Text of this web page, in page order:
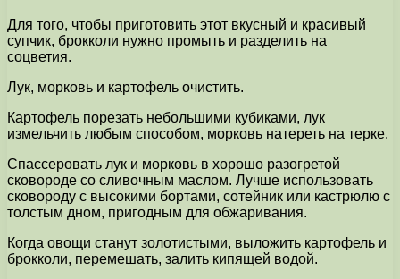
Для того, чтобы приготовить этот вкусный и красивый
супчик, брокколи нужно промыть и разделить на
соцветия.
Лук, морковь и картофель очистить.
Картофель порезать небольшими кубиками, лук
измельчить любым способом, морковь натереть на терке.
Спассеровать лук и морковь в хорошо разогретой
сковороде со сливочным маслом. Лучше использовать
сковороду с высокими бортами, сотейник или кастрюлю с
толстым дном, пригодным для обжаривания.
Когда овощи станут золотистыми, выложить картофель и
брокколи, перемешать, залить кипящей водой.